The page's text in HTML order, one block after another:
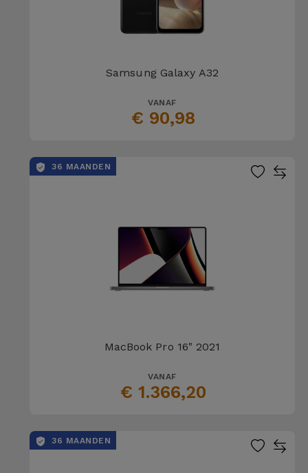
Samsung Galaxy A32
VANAF
€ 90,98
36 MAANDEN
MacBook Pro 16" 2021
VANAF
€ 1.366,20
36 MAANDEN